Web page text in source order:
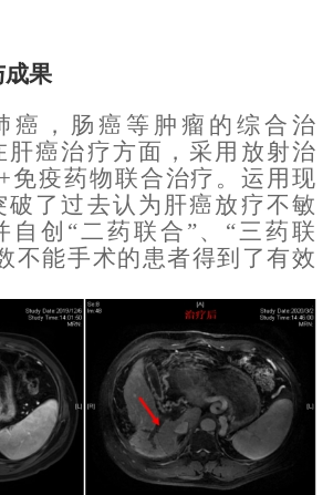
成果
癌，肠癌等肿瘤的综合治
肝癌治疗方面，采用放射治
免疫药物联合治疗。运用现
破了过去认为肝癌放疗不敏
自创“二药联合”、“三药联
不能手术的患者得到了有效